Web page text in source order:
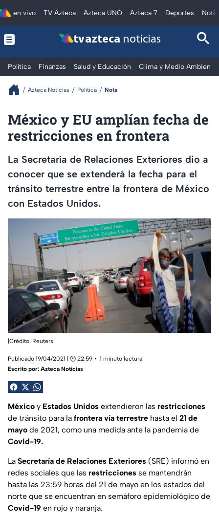
en vivo TV Azteca Azteca UNO Azteca 7 Deportes
tv azteca noticias
Política Finanzas Salud y Educación Clima y Medio Ambiente
Azteca Noticias Política Nota
México y EU amplían fecha de
restricciones en frontera
La Secretaría de Relaciones Exteriores dio a
conocer que se extenderá la fecha para el
tránsito terrestre entre la frontera de México
con Estados Unidos.
|Crédito: Reuters
Publicado 19/04/2021 | 🕑 22:59
1 minuto lectura
Escrito por: Azteca Noticias
México y Estados Unidos extendieron las restricciones
de tránsito para la frontera vía terrestre hasta el 21 de
mayo de 2021, como una medida ante la pandemia de
Covid-19.
La Secretaría de Relaciones Exteriores (SRE) informó en
redes sociales que las restricciones se mantendrán
hasta las 23:59 horas del 21 de mayo en los estados del
norte que se encuentran en semáforo epidemiológico de
Covid-19 en rojo y naranja.